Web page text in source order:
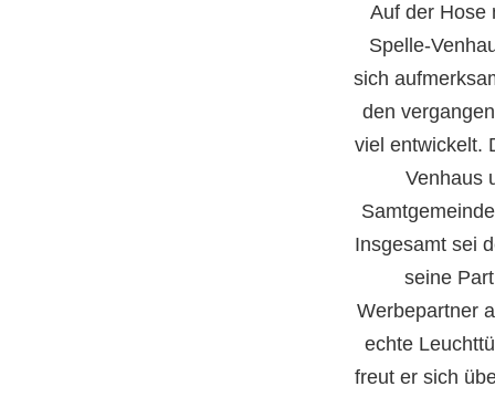
Auf der Hose
Spelle-
sich
den
viel entwickelt.
Venhaus
Insgesamt sei
seine
Werbepartner
echte
freut er sich